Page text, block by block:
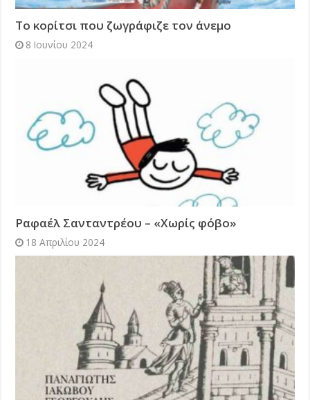
Το κορίτσι που ζωγράφιζε τον άνεμο
8 Ιουνίου 2024
Ραφαέλ Σανταντρέου – «Χωρίς φόβο»
18 Απριλίου 2024